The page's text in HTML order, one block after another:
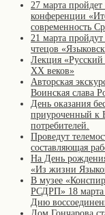
27 марта
конференции
современность
21 марта
чтецов
Лекция
XX веков»
Авторская
Воинская слава
День оказания
приуроченный к
потребителей.
Проведут
составляющая
На День
«Из жизни
В музее
РСДРП» 18
Дню